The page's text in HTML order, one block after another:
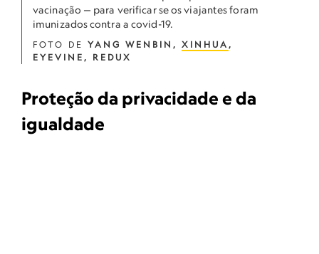
vacinação — para verificar se os viajantes foram
imunizados contra a covid-19.
FOTO DE YANG WENBIN, XINHUA ,
EYEVINE, REDUX
Proteção da privacidade e da
igualdade